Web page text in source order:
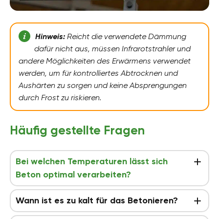
Hinweis:Reicht die verwendete Dämmung
dafür nicht aus, müssen Infrarotstrahler und
andere Möglichkeiten des Erwärmens verwendet
werden, um für kontrolliertes Abtrocknen und
Aushärten zu sorgen und keine Absprengungen
durch Frost zu riskieren.
Häufig gestellte Fragen
Bei welchen Temperaturen lässt sich
Beton optimal verarbeiten?
Wann ist es zu kalt für das Betonieren?